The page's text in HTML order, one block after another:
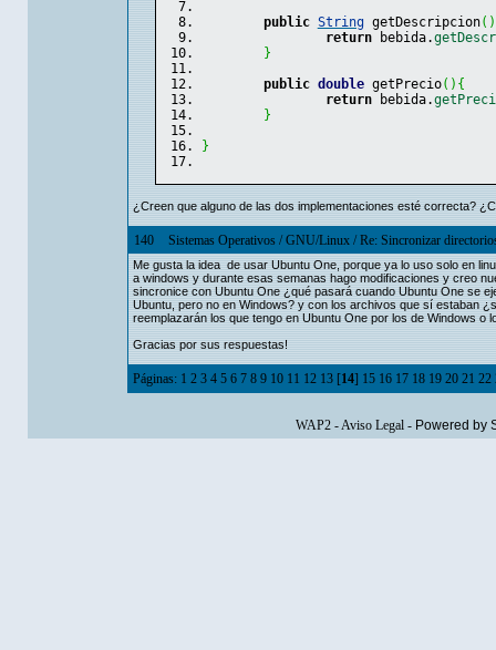
public String getDescripcion( )
return bebida.
}
public double getPrecio( ) {
return bebida.
}
}
¿Creen que alguno de las dos implementaciones esté correcta?
140 Sistemas Operativos/GNU/Linux/Re: Sincronizar
Me gusta la idea de usar Ubuntu One, porque ya lo uso solo en
a windows y durante esas semanas hago modificaciones y creo
sincronice con Ubuntu One ¿qué pasará cuando Ubuntu One se
Ubuntu, pero no en Windows? y con los archivos que sí estaban
reemplazarán los que tengo en Ubuntu One por los de Windows o
Gracias por sus respuestas!
Páginas: 1 2 3 4 5 6 7 8 9 10 11 12 13[14] 15 16 17 18 19 20 21 22
WAP2-Aviso Legal- Powered by